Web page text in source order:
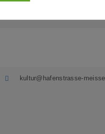
kultur@hafenstrasse-